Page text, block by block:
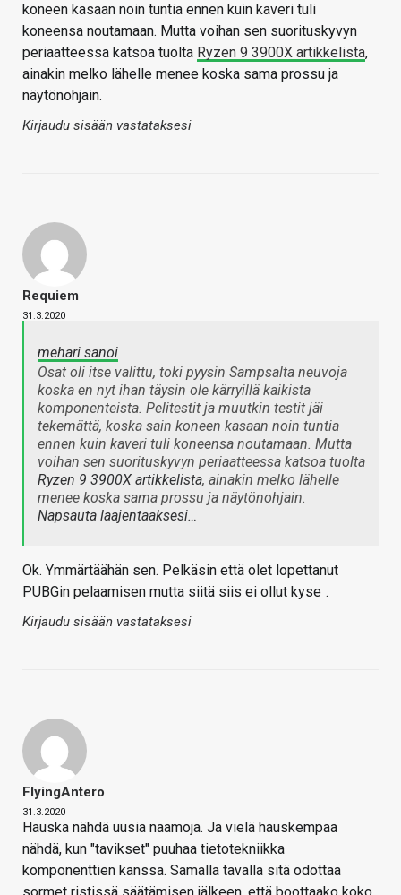
koneen kasaan noin tuntia ennen kuin kaveri tuli
koneensa noutamaan. Mutta voihan sen suorituskyvyn
periaatteessa katsoa tuolta Ryzen 9 3900X artikkelista,
ainakin melko lähelle menee koska sama prossu ja
näytönohjain.
Kirjaudu sisään vastataksesi
Requiem
31.3.2020
mehari sanoi
Osat oli itse valittu, toki pyysin Sampsalta neuvoja
koska en nyt ihan täysin ole kärryillä kaikista
komponenteista. Pelitestit ja muutkin testit jäi
tekemättä, koska sain koneen kasaan noin tuntia
ennen kuin kaveri tuli koneensa noutamaan. Mutta
voihan sen suorituskyvyn periaatteessa katsoa tuolta
Ryzen 9 3900X artikkelista, ainakin melko lähelle
menee koska sama prossu ja näytönohjain.
Napsauta laajentaaksesi…
Ok. Ymmärtäähän sen. Pelkäsin että olet lopettanut
PUBGin pelaamisen mutta siitä siis ei ollut kyse .
Kirjaudu sisään vastataksesi
FlyingAntero
31.3.2020
Hauska nähdä uusia naamoja. Ja vielä hauskempaa
nähdä, kun "tavikset" puuhaa tietotekniikka
komponenttien kanssa. Samalla tavalla sitä odottaa